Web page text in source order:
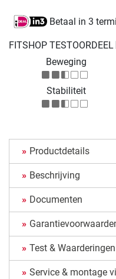
FITSHOP TESTOORDEEL
Beweging
Stabiliteit
Betaal in 3
Productdetails
Beschrijving
Documenten
Test & Waarderingen
Service & montage